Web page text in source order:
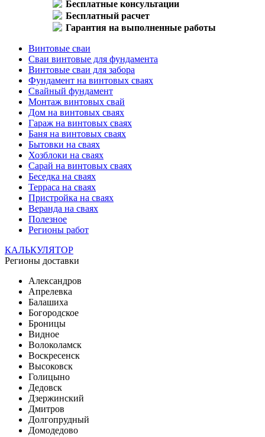
Бесплатные консультации
Бесплатный расчет
Гарантия на выполненные работы
Винтовые сваи
Сваи винтовые для фундамента
Винтовые сваи для забора
Фундамент на винтовых сваях
Свайный фундамент
Монтаж винтовых свай
Дом на винтовых сваях
Гараж на винтовых сваях
Баня на винтовых сваях
Бытовки на сваях
Хозблоки на сваях
Сарай на винтовых сваях
Беседка на сваях
Терраса на сваях
Пристройка на сваях
Веранда на сваях
Полезное
Регионы работ
КАЛЬКУЛЯТОР
Регионы доставки
Александров
Апрелевка
Балашиха
Богородское
Броницы
Видное
Волоколамск
Воскресенск
Высоковск
Голицыно
Дедовск
Дзержинский
Дмитров
Долгопрудный
Домодедово